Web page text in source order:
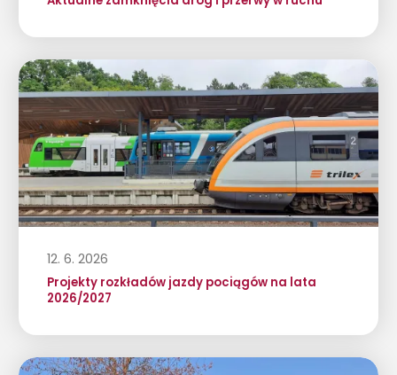
12. 6. 2026
Projekty rozkładów jazdy pociągów na lata
2026/2027